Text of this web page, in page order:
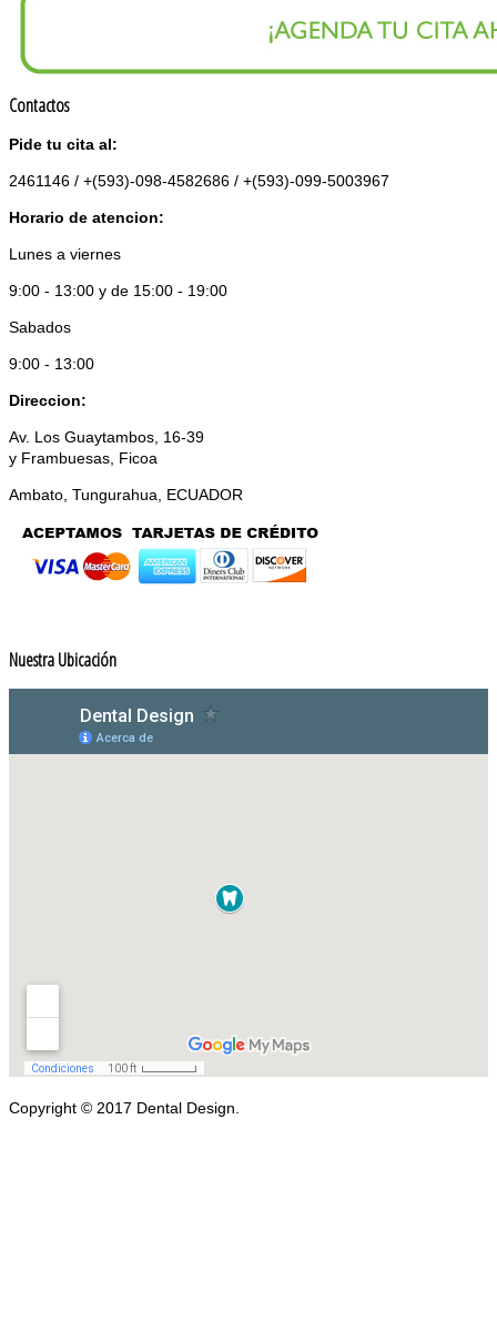
Contactos
Pide tu cita al:
2461146 / +(593)-098-4582686 / +(593)-099-5003967
Horario de atencion:
Lunes a viernes
9:00 - 13:00 y de 15:00 - 19:00
Sabados
9:00 - 13:00
Direccion:
Av. Los Guaytambos, 16-39
y Frambuesas, Ficoa
Ambato, Tungurahua, ECUADOR
Nuestra Ubicación
Copyright © 2017 Dental Design.